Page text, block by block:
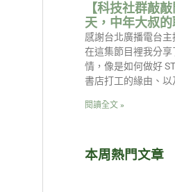
【科技社群敲
天，中年大叔的
感謝台北廣播電台主
在這集節目裡我分
情，像是如何做好
書店打工的緣由、
閱讀全文 »
本周熱門文章